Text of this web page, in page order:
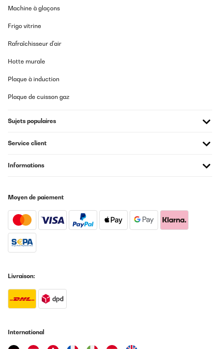
Machine à glaçons
Frigo vitrine
Rafraîchisseur d'air
Hotte murale
Plaque à induction
Plaque de cuisson gaz
Sujets populaires
Service client
Informations
Moyen de paiement
Livraison:
International